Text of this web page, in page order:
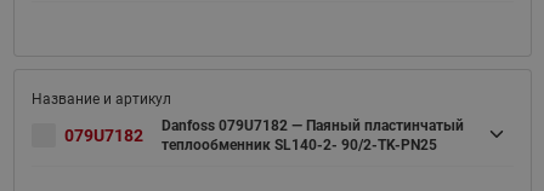
079U7182
Danfoss 079U7182 — Паяный пластинчатый
теплообменник SL140-2- 90/2-TK-PN25